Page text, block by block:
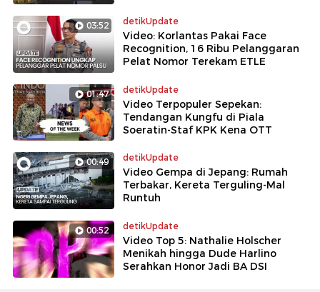
03:52 detikUpdate
Video: Korlantas Pakai Face
Recognition, 16 Ribu Pelanggaran
Pelat Nomor Terekam ETLE
01:47 detikUpdate
Video Terpopuler Sepekan:
Tendangan Kungfu di Piala
Soeratin-Staf KPK Kena OTT
00:49 detikUpdate
Video Gempa di Jepang: Rumah
Terbakar, Kereta Terguling-Mal
Runtuh
00:52 detikUpdate
Video Top 5: Nathalie Holscher
Menikah hingga Dude Harlino
Serahkan Honor Jadi BA DSI